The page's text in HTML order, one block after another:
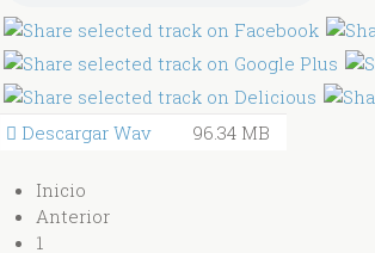
Descargar Wav 96.34 MB
Inicio
Anterior
1